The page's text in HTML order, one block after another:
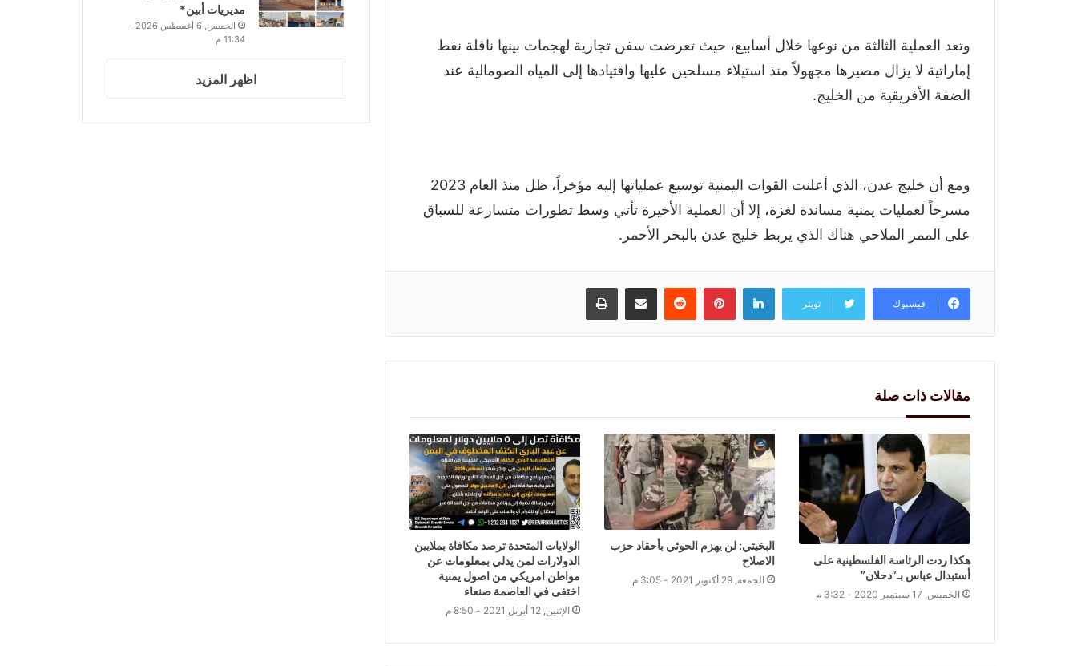
وتعد العملية الثالثة من نوعها خلال أسابيع، حيث تعرضت سفن تجارية لهجمات بينها ناقلة نفط
إماراتية لا يزال مصيرها مجهولاً منذ استيلاء مسلحين عليها واقتيادها إلى المياه الصومالية عند
الضفة الأفريقية من الخليج.
ومع أن خليج عدن، الذي أعلنت القوات اليمنية توسيع عملياتها إليه مؤخراً، ظل منذ العام 2023
مسرحاً لعمليات يمنية مساندة لغزة، إلا أن العملية الأخيرة تأتي وسط تطورات متسارعة للسباق
على الممر الملاحي هناك الذي يربط خليج عدن بالبحر الأحمر.
فيسبوك تويتر
لينكدإنبينتيريست
‏Reddit مشاركة عبر البريد طباعة
مقالات ذات صلة
هكذا ردت الرئاسة الفلسطينية على
أستبدال عباس بـ”دحلان”
الخميس, 17 سبتمبر 2020 - 3:32 م
البخيتي: لن يهزم الحوثي بأحقاد حزب
الاصلاح
الجمعة, 29 أكتوبر 2021 - 3:05 م
الولايات المتحدة ترصد مكافاة بملايين
الدولارات لمن يدلي بمعلومات عن
مواطن امريكي من اصول يمنية
اختفى في العاصمة صنعاء
الإثنين, 12 أبريل 2021 - 8:50 م
مديريات أبين*
الخميس, 6 أغسطس 2026 -
11:34 م
اظهر المزيد